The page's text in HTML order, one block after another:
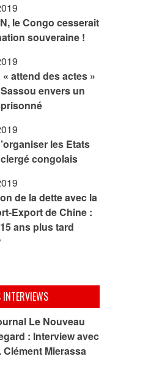
le Congo cesserait
souveraine !
attend des actes »
envers un
les Etats
congolais
de la dette avec la
Export de Chine :
ans plus tard
INTERVIEWS
Le Nouveau
: Interview avec
Clément Mierassa